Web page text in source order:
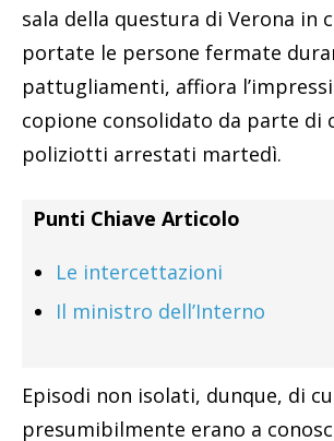
sala della questura di Verona in
portate le persone fermate
pattugliamenti, affiora
copione consolidato da parte di
poliziotti arrestati martedì.
Punti Chiave Articolo
Le intercettazioni
Il ministro dell’Interno
Episodi non isolati, dunque, di
presumibilmente erano a